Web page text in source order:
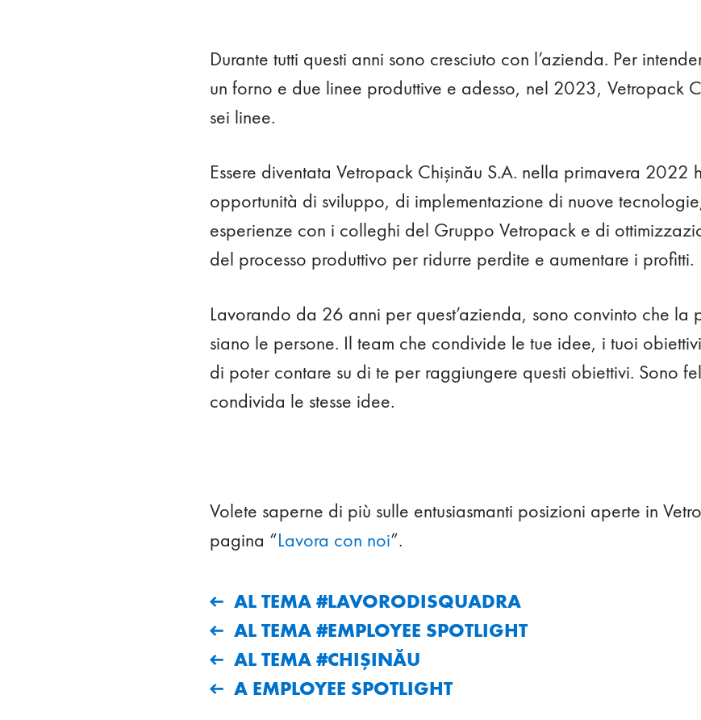
Durante tutti questi anni sono cresciuto con l’azienda. Per
un forno e due linee produttive e adesso, nel 2023, Vetropack
sei linee.
Essere diventata Vetropack Chișinău S.A. nella primavera 2022
opportunità di sviluppo, di implementazione di nuove
esperienze con i colleghi del Gruppo Vetropack e di
del processo produttivo per ridurre perdite e aumentare i profitti.
Lavorando da 26 anni per quest’azienda, sono convinto che la
siano le persone. Il team che condivide le tue idee, i tuoi
di poter contare su di te per raggiungere questi obiettivi. Sono
condivida le stesse idee.
Volete saperne di più sulle entusiasmanti posizioni aperte in
pagina “Lavora con noi”.
AL TEMA #LAVORODISQUADRA
AL TEMA #EMPLOYEE SPOTLIGHT
AL TEMA #CHIŞINĂU
A EMPLOYEE SPOTLIGHT